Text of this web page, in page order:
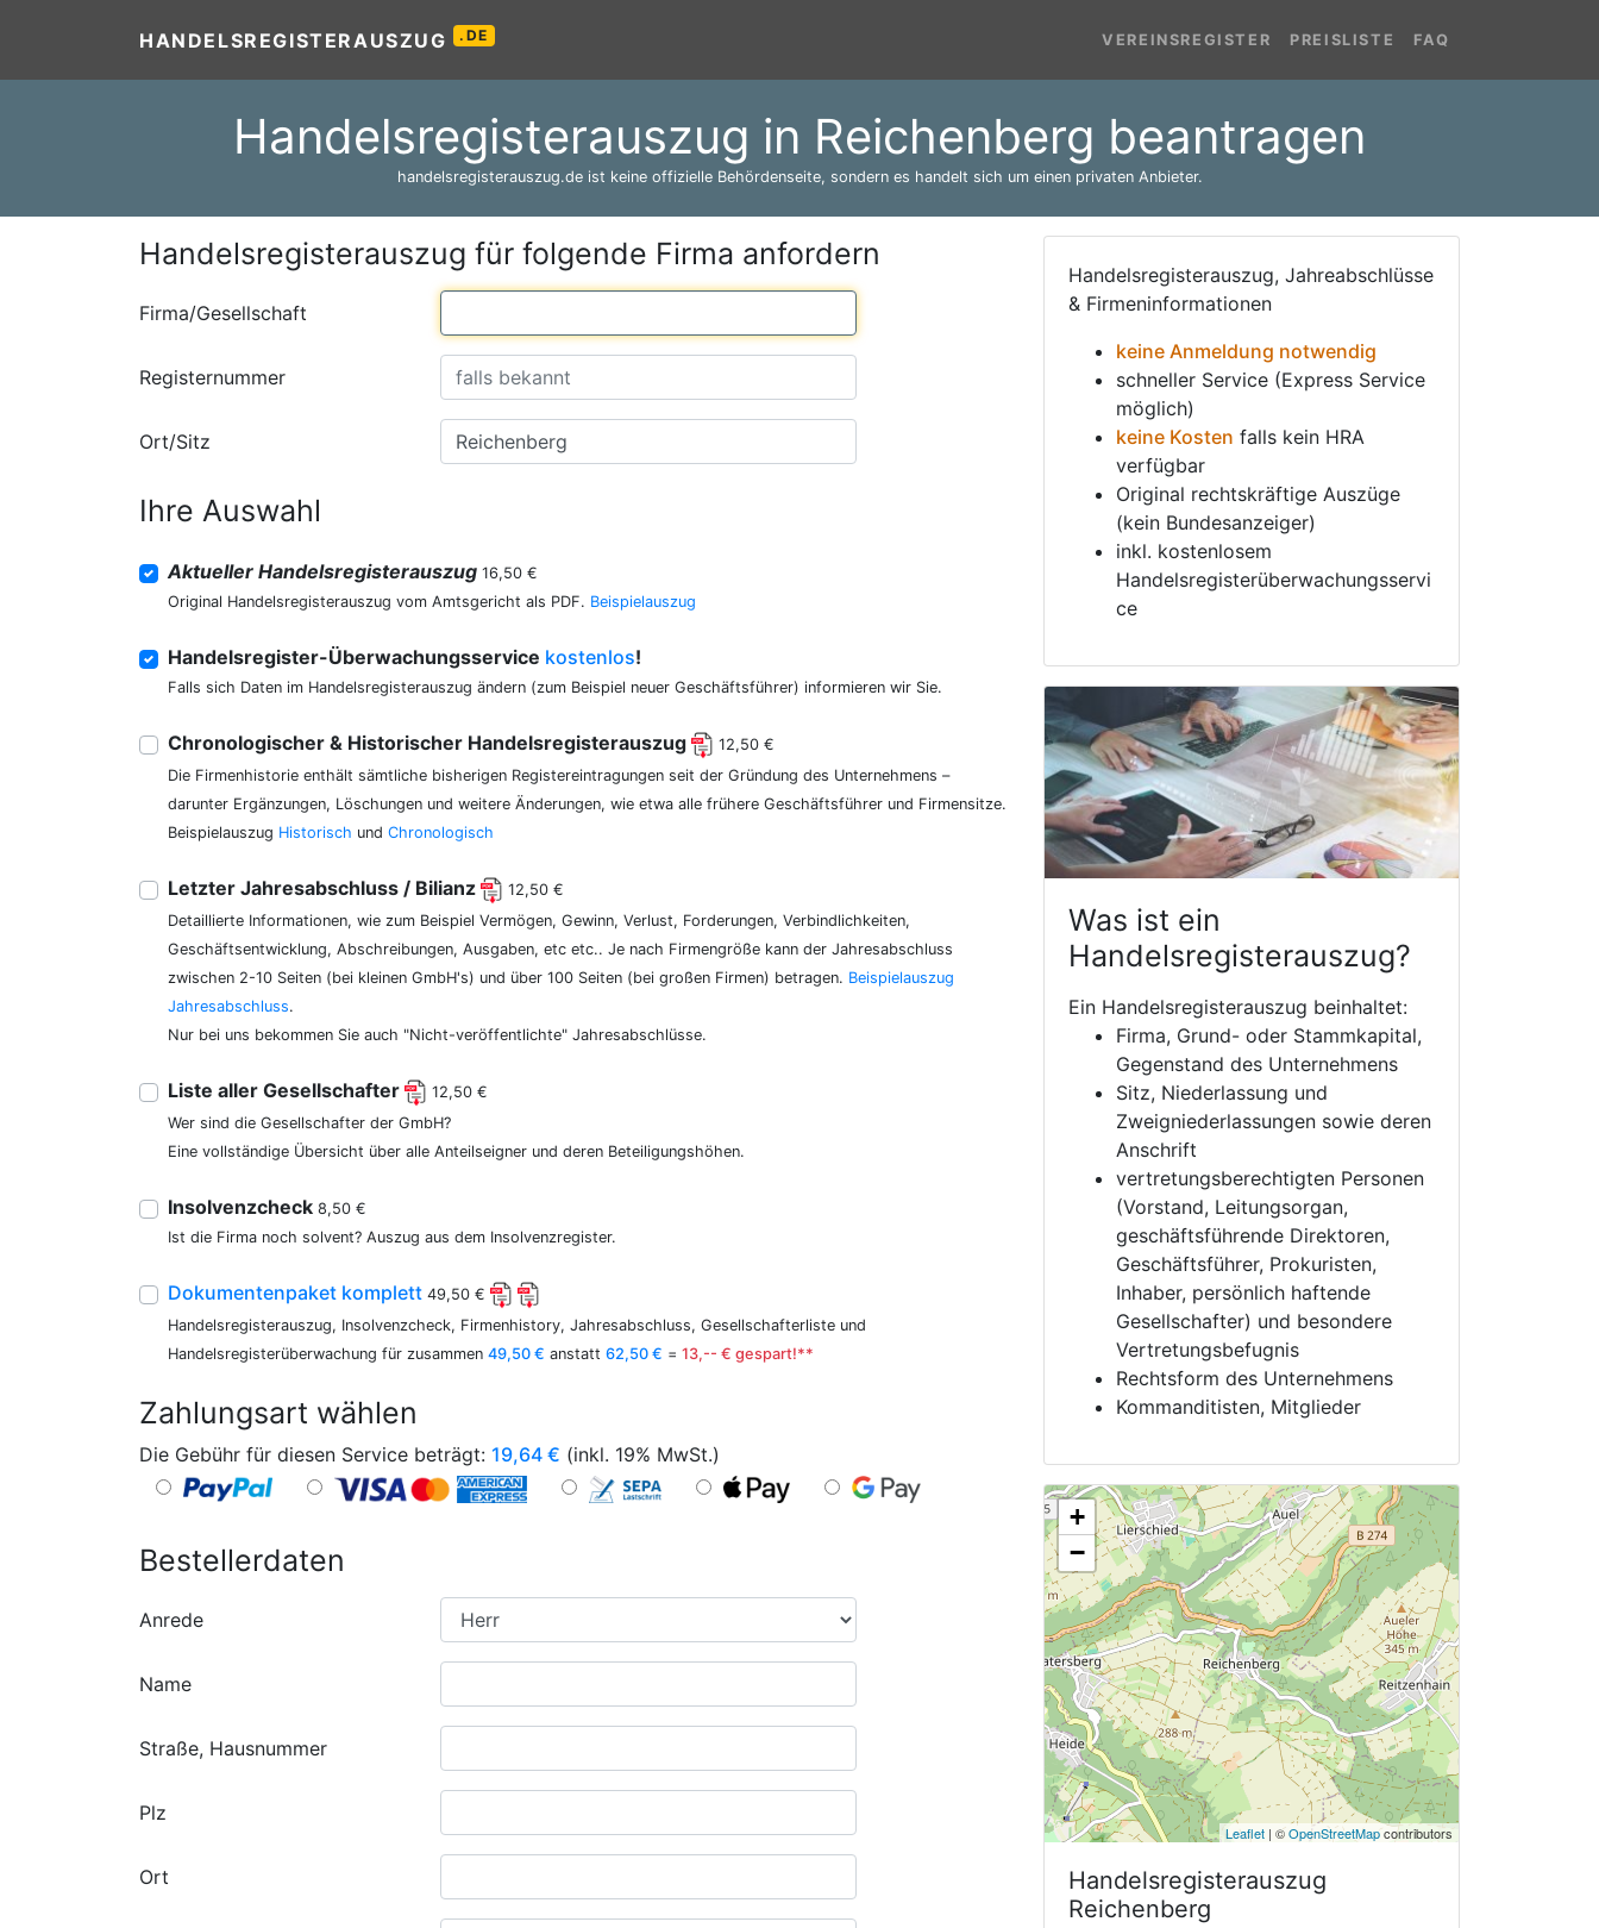
HANDELSREGISTERAUSZUG .DE VEREINSREGISTER PREISLISTE FAQ
Handelsregisterauszug in Reichenberg beantragen
handelsregisterauszug.de ist keine offizielle Behördenseite, sondern es handelt sich um einen privaten Anbieter.
Handelsregisterauszug für folgende Firma anfordern
Firma/Gesellschaft
Registernummer
Ort/Sitz
Ihre Auswahl
Aktueller Handelsregisterauszug 16,50 €
Original Handelsregisterauszug vom Amtsgericht als PDF. Beispielauszug
Handelsregister-Überwachungsservice kostenlos!
Falls sich Daten im Handelsregisterauszug ändern (zum Beispiel neuer Geschäftsführer) informieren wir Sie.
Chronologischer & Historischer Handelsregisterauszug
12,50 €
Die Firmenhistorie enthält sämtliche bisherigen Registereintragungen seit der Gründung des Unternehmens –
darunter Ergänzungen, Löschungen und weitere Änderungen, wie etwa alle frühere Geschäftsführer und Firmensitze.
Beispielauszug Historisch und Chronologisch
Letzter Jahresabschluss / Bilianz
12,50 €
Detaillierte Informationen, wie zum Beispiel Vermögen, Gewinn, Verlust, Forderungen, Verbindlichkeiten,
Geschäftsentwicklung, Abschreibungen, Ausgaben, etc etc.. Je nach Firmengröße kann der Jahresabschluss
zwischen 2-10 Seiten (bei kleinen GmbH's) und über 100 Seiten (bei großen Firmen) betragen. Beispielauszug
Jahresabschluss.
Nur bei uns bekommen Sie auch "Nicht-veröffentlichte" Jahresabschlüsse.
Liste aller Gesellschafter
12,50 €
Wer sind die Gesellschafter der GmbH?
Eine vollständige Übersicht über alle Anteilseigner und deren Beteiligungshöhen.
Insolvenzcheck 8,50 €
Ist die Firma noch solvent? Auszug aus dem Insolvenzregister.
Dokumentenpaket komplett 49,50 €
Handelsregisterauszug, Insolvenzcheck, Firmenhistory, Jahresabschluss, Gesellschafterliste und
Handelsregisterüberwachung für zusammen 49,50 € anstatt 62,50 € = 13,-- € gespart!**
Zahlungsart wählen
Die Gebühr für diesen Service beträgt: 19,64 € (inkl. 19% MwSt.)
Bestellerdaten
Anrede
Name
Straße, Hausnummer
Plz
Ort
Handelsregisterauszug, Jahreabschlüsse
& Firmeninformationen
keine Anmeldung notwendig
schneller Service (Express Service
möglich)
keine Kosten falls kein HRA
verfügbar
Original rechtskräftige Auszüge
(kein Bundesanzeiger)
inkl. kostenlosem
Handelsregisterüberwachungsservi
ce
Was ist ein
Handelsregisterauszug?
Ein Handelsregisterauszug beinhaltet:
Firma, Grund- oder Stammkapital,
Gegenstand des Unternehmens
Sitz, Niederlassung und
Zweigniederlassungen sowie deren
Anschrift
vertretungsberechtigten Personen
(Vorstand, Leitungsorgan,
geschäftsführende Direktoren,
Geschäftsführer, Prokuristen,
Inhaber, persönlich haftende
Gesellschafter) und besondere
Vertretungsbefugnis
Rechtsform des Unternehmens
Kommanditisten, Mitglieder
+
−
Leaflet | ©OpenStreetMapcontributors
Handelsregisterauszug
Reichenberg